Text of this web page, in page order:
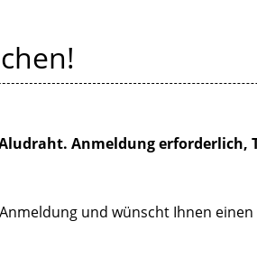
Anmeldung
und wünscht Ihnen